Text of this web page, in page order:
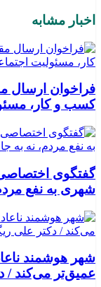
اخبار مشابه
فراخوان ارسال
کسب و کار،
گفتگوی اختصاصی
شهری به نفع
شهر هوشمند
عمیق‌تر می‌کند /